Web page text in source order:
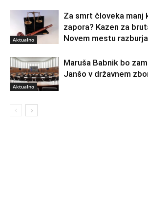
Aktualno
Za smrt človeka manj
zapora? Kazen za
Novem mestu
Aktualno
Maruša Babnik bo
Janšo v državnem